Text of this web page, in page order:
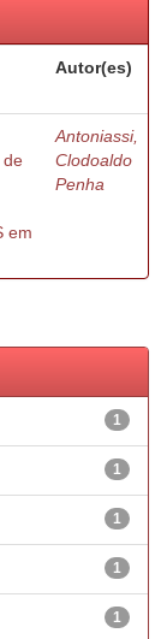
Autor(es)
de
em
Antoniassi,
Clodoaldo
Penha
1
1
1
1
1